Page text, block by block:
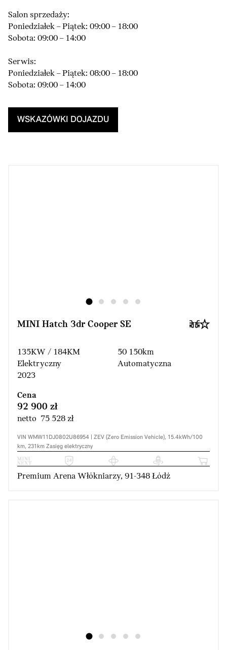
Salon sprzedaży:
Poniedziałek – Piątek: 09:00 – 18:00
Sobota: 09:00 – 14:00
Serwis:
Poniedziałek – Piątek: 08:00 – 18:00
Sobota: 09:00 – 14:00
WSKAZÓWKI DOJAZDU
MINI Hatch 3dr Cooper SE
135KW / 184KM
Elektryczny
2023
50 150km
Automatyczna
Cena
92 900 zł
netto 75 528 zł
VIN WMW11DJ0802U86954 | ZEV (Zero Emission Vehicle), 15.4kWh/100
km, 231km Zasięg elektryczny
Premium Arena Włókniarzy, 91-348 Łódź